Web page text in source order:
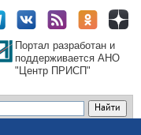
Портал разработан и
поддерживается АНО
"Центр ПРИСП"